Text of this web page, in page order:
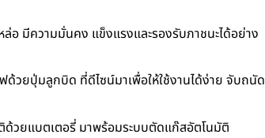
ล่อ มีความมั่นคง แข็งแรงและรองรับภาชนะได้อย่าง
ด้วยปุ่มลูกบิด ที่ดีไซน์มาเพื่อให้ใช้งานได้ง่าย จับถนัด
วยแบตเตอรี่ มาพร้อมระบบตัดแก๊สอัตโนมัติ